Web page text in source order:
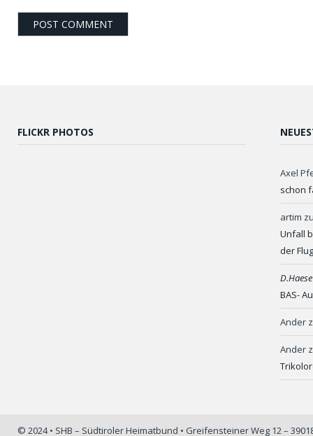
FLICKR PHOTOS
Axel
schon
artim
Unfall
der
BAS-
Ander
Ander
© 2024 • SHB – Südtiroler Heimatbund • Greifensteiner Weg 12 –